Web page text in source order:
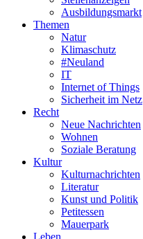
Ausbildungsmarkt
Themen
Natur
Klimaschutz
#Neuland
IT
Internet of Things
Sicherheit im Netz
Recht
Neue Nachrichten
Wohnen
Soziale Beratung
Kultur
Kulturnachrichten
Literatur
Kunst und Politik
Petitessen
Mauerpark